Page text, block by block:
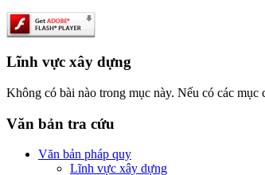
Lĩnh vực xây dựng
Không có bài nào trong mục này. Nếu có các
Văn bản tra cứu
Văn bản pháp quy
Lĩnh vực xây dựng